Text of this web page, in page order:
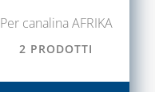
Per canalina AFRIKA
2 PRODOTTI